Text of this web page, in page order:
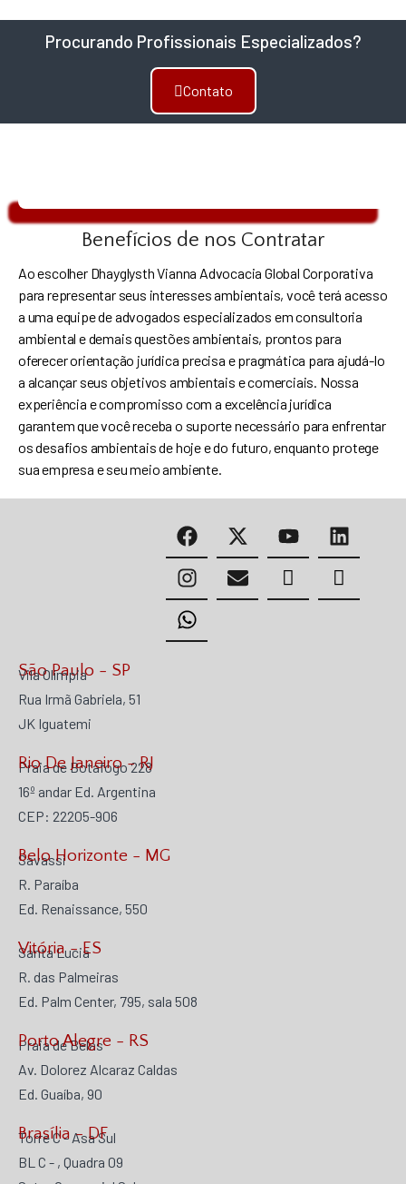
Procurando Profissionais Especializados?
Contato
Benefícios de nos Contratar
Ao escolher Dhayglysth Vianna Advocacia Global Corporativa
para representar seus interesses ambientais, você terá acesso
a uma equipe de advogados especializados em consultoria
ambiental e demais questões ambientais, prontos para
oferecer orientação jurídica precisa e pragmática para ajudá-lo
a alcançar seus objetivos ambientais e comerciais. Nossa
experiência e compromisso com a excelência jurídica
garantem que você receba o suporte necessário para enfrentar
os desafios ambientais de hoje e do futuro, enquanto protege
sua empresa e seu meio ambiente.
São Paulo - SP
Vila Olímpia
Rua Irmã Gabriela, 51
JK Iguatemi
Praia de Botafogo 228
16º andar Ed. Argentina
CEP: 22205-906
Rio De Janeiro - RJ
Savassi
R. Paraíba
Ed. Renaissance, 550
Belo Horizonte - MG
Santa Lucia
R. das Palmeiras
Ed. Palm Center, 795, sala 508
Vitória - ES
Praia de Belas
Av. Dolorez Alcaraz Caldas
Ed. Guaíba, 90
Porto Alegre - RS
Torre C - Asa Sul
BL C - , Quadra 09
Brasília - DF